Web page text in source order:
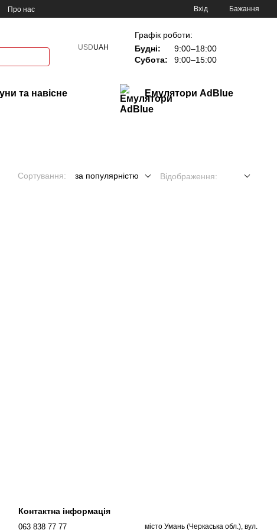
Про нас Вхід Бажання
USDUAH
Графік роботи:
Будні:
9:00–18:00
Субота:
9:00–15:00
та навісне Емулятори AdBlue
Сортування: за популярністю Відображення:
Контактна інформація
063 838 77 77 місто Умань (Черкаська обл.), вул.